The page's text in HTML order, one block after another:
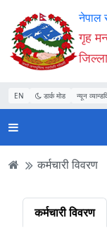
Accessibility
Mode
सुरु
गर्नुहोस्
सामाग्री
पढ्नुहाेस्
नेभिगेसन
पढ्नुहाेस्
वेबसाइट
खोजमा
जानुहोस्
नेपाल
गृह
EN डार्क मोड न्यून
कर्मचारी विवरण
कर्मचारी विवरण